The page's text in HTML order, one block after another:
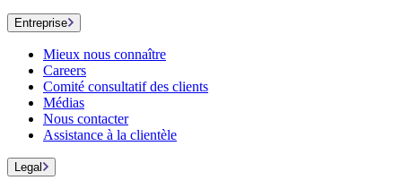
Entreprise
Mieux nous connaître
Careers
Comité consultatif des clients
Médias
Nous contacter
Assistance à la clientèle
Legal